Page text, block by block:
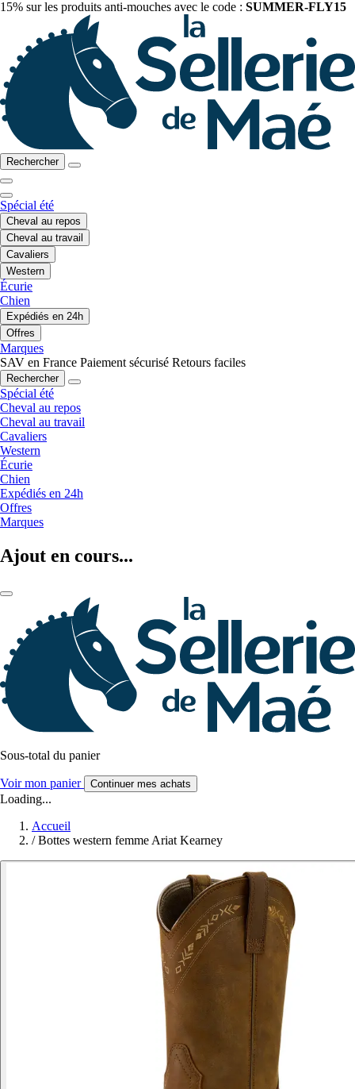
15% sur les produits anti-mouches avec le code : SUMMER-FLY15
Rechercher
Spécial été
Cheval au repos
Cheval au travail
Cavaliers
Western
Écurie
Chien
Expédiés en 24h
Offres
Marques
SAV en France Paiement sécurisé Retours faciles
Rechercher
Spécial été
Cheval au repos
Cheval au travail
Cavaliers
Western
Écurie
Chien
Expédiés en 24h
Offres
Marques
Ajout en cours...
Sous-total du panier
Voir mon panier Continuer mes achats
Loading...
Accueil
/ Bottes western femme Ariat Kearney